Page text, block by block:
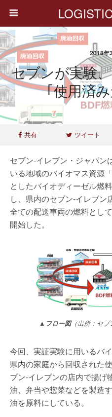
2018年
セブンが実験
｢使用済
共有 ツイート
セブン-イレブン・ジャパン
いる地域のバイオマス資源
としたバイオディーゼル燃
し、県内のセブン‐イレブ
全ての配送車両の燃料とし
開始した。
▲フロー図（出所：セブ
今回、実証実験に用いるバ
県内の家庭から回収された
ブン-イレブンの店内で揚げ
油、弁当や惣菜などを製造
油を原料にしている。